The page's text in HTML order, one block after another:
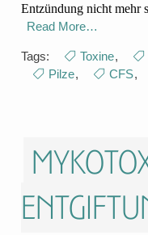
Entzündung nicht mehr
Read More…
Tags: Toxine,
Pilze, CFS,